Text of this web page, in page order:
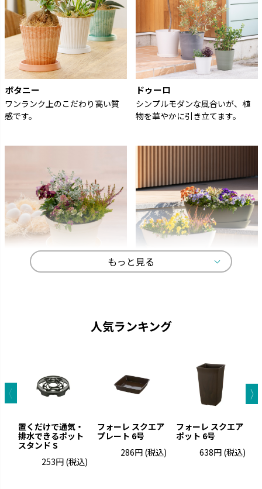
ボタニー
ワンランク上のこだわり高い質
感です。
ドゥーロ
シンプルモダンな風合いが、植
物を華やかに引き立てます。
グレーニー
もっと見る
人気ランキング
置くだけで通気・
排水できるポット
スタンド S
253円 (税込)
フォーレ スクエア
プレート 6号
286円 (税込)
フォーレ スクエア
ポット 6号
638円 (税込)